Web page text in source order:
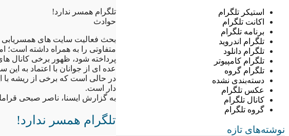
استیکر تلگرام
اکانت تلگرام
برنامه تلگرام
تلگرام اندروید
تلگرام دانلود
تلگرام کامپیوتر
تلگرام گروه
دسته‌بندی نشده
عکس تلگرام
کانال تلگرام
گروه تلگرام
نوشته‌های تازه
تلگرام همسر ندارد!
حوادث
بحث فعالیت سایت های
متفاوتی را به همراه داشته است؛
پرداخته شود، ظهور برخی کانال
عده ای از جوانان با اعتماد به این
در حالی است که برخی از ریشه با
دار است.
به گزارش ایسنا، ناصر صبحی
تلگرام همسر ندارد!